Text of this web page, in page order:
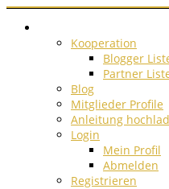
Kooperation
Blogger
Partner
Blog
Mitglieder Profile
Anleitung
Login
Mein Profil
Abmelden
Registrieren